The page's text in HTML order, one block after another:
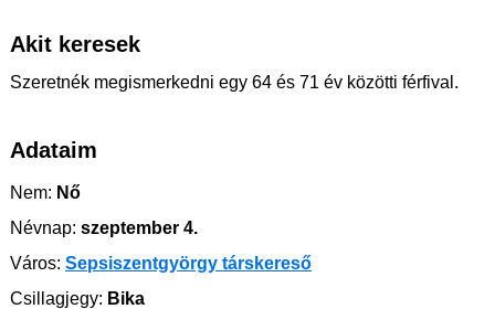
Akit keresek
Szeretnék megismerkedni egy 64 és 71 év közötti férfival.
Adataim
Nem: Nő
Névnap: szeptember 4.
Város: Sepsiszentgyörgy társkereső
Csillagjegy: Bika